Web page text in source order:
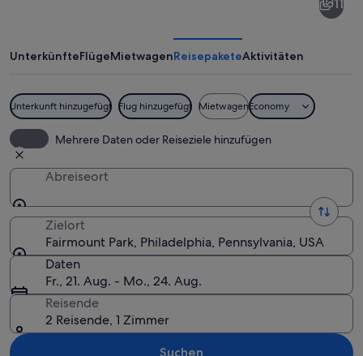
11
UnterkünfteFlügeMietwagenReisepaketeAktivitäten
Unterkunft hinzugefügt Flug hinzugefügt MietwagenEconomy
Mehrere Daten oder Reiseziele hinzufügen
Abreiseort
Zielort
Fairmount Park, Philadelphia, Pennsylvania, USA
Daten
Fr., 21. Aug. - Mo., 24. Aug.
Reisende
2 Reisende, 1 Zimmer
Suchen